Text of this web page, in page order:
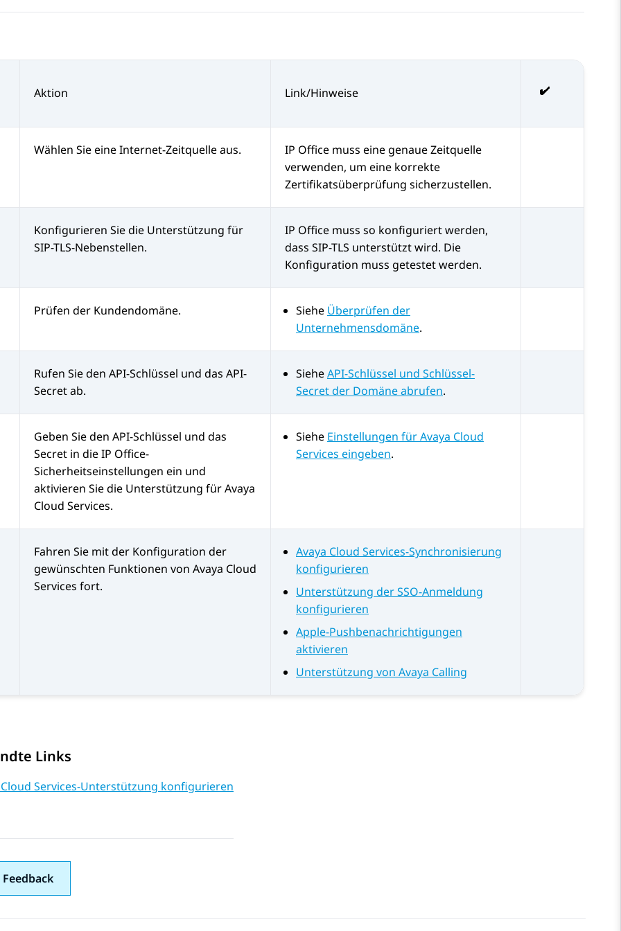
Aktion Link/Hinweise
Wählen Sie eine Internet-Zeitquelle aus. IP Office muss eine genaue Zeitquelle
verwenden, um eine korrekte
Zertifikatsüberprüfung sicherzustellen.
Konfigurieren Sie die Unterstützung für
SIP-TLS-Nebenstellen.
IP Office muss so konfiguriert werden,
dass SIP-TLS unterstützt wird. Die
Konfiguration muss getestet werden.
Prüfen der Kundendomäne. Siehe Überprüfen der
Unternehmensdomäne.
Rufen Sie den API-Schlüssel und das API-
Secret ab.
SieheAPI-Schlüssel und Schlüssel-
Secret der Domäne abrufen.
Geben Sie den API-Schlüssel und das
Secret in dieIP Office-
Sicherheitseinstellungen ein und
aktivieren Sie die Unterstützung fürAvaya
Cloud Services.
Siehe Einstellungen für Avaya Cloud
Services eingeben.
Fahren Sie mit der Konfiguration der
gewünschten Funktionen von Avaya Cloud
Services fort.
Avaya Cloud Services-Synchronisierung
konfigurieren
Unterstützung der SSO-Anmeldung
konfigurieren
Apple-Pushbenachrichtigungen
aktivieren
Unterstützung von Avaya Calling
Links
Cloud Services-Unterstützung konfigurieren
Feedback